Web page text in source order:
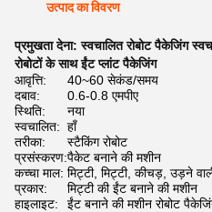
उत्पाद का विवरण
प्रमुखता देना:स्वचालित रोबोट पैकेजिंग
रोबोटों के साथ ईंट प्लांट पैकेजिंग
आवृत्ति:
40~60 सेकंड/समय
दबाव:
0.6-0.8 एमपीए
स्थिति:
नया
स्वचालित: हाँ
तरीका:
स्टैकिंग रोबोट
प्रसंस्करण:पैकेट बनाने की मशीन
कच्चा माल: मिट्टी, मिट्टी, कीचड़, उड़ने
प्रकार:
मिट्टी की ईंट बनाने की मशीन
हाइलाइट:
ईंट बनाने की मशीन रोबोट